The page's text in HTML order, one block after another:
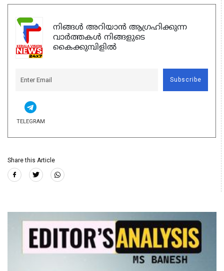
നിങ്ങൾ അറിയാൻ ആഗ്രഹിക്കുന്ന
വാർത്തകൾ നിങ്ങളുടെ
കൈക്കുമ്പിളിൽ
Subscribe
TELEGRAM
Share this Article